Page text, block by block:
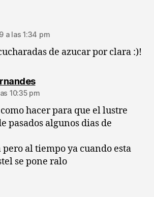
a las 1:34 pm
de azucar por clara :)!
dice:
10:35 pm
hacer para que el lustre
pasados algunos dias de
al tiempo ya cuando esta
se pone ralo